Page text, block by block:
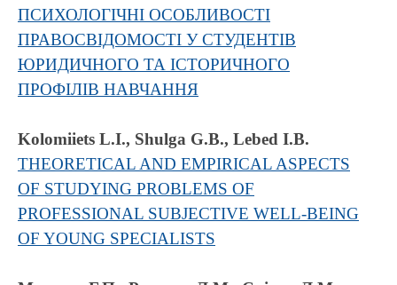
ПСИХОЛОГІЧНІ ОСОБЛИВОСТІ
ПРАВОСВІДОМОСТІ У СТУДЕНТІВ
ЮРИДИЧНОГО ТА ІСТОРИЧНОГО
ПРОФІЛІВ НАВЧАННЯ
Kolomiiets L.I., Shulga G.B., Lebed I.B.
THEORETICAL AND EMPIRICAL ASPECTS
OF STUDYING PROBLEMS OF
PROFESSIONAL SUBJECTIVE WELL-BEING
OF YOUNG SPECIALISTS